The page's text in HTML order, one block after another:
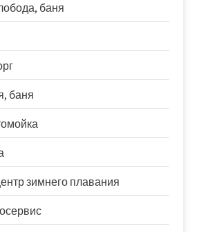
баня
баня
зимнего плавания